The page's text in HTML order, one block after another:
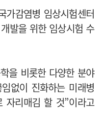
가감염병 임상시험센터
발을 위한 임상시험 수
을 비롯한 다양한 분야
없이 진화하는 미래병
자리매김 할 것”이라고